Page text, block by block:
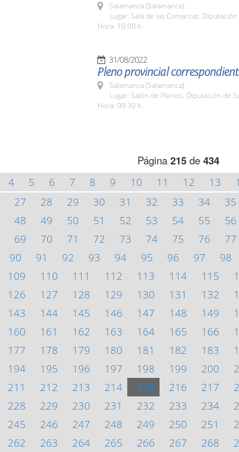
Salamanca (Salamanca)
Lugar: Sala de las Comarcas.
Hora: 10:00 h.
31/08/2022
Pleno provincial
Salamanca (Salamanca)
Lugar: Salón de Plenos. Diputación de
Hora: 09:30 h.
Página 215de 434
4 5 6 7 8 9 10 11 12 13
27 28 29 30 31 32 33 34 35
48 49 50 51 52 53 54 55 56
69 70 71 72 73 74 75 76 77
90 91 92 93 94 95 96 97 98
109 110 111 112 113 114 115
126 127 128 129 130 131 132
143 144 145 146 147 148 149
160 161 162 163 164 165 166
177 178 179 180 181 182 183
194 195 196 197 198 199 200
211 212 213 214 215 216 217
228 229 230 231 232 233 234
245 246 247 248 249 250 251
262 263 264 265 266 267 268